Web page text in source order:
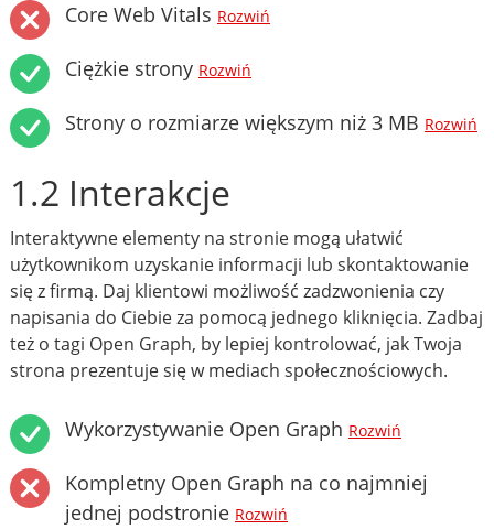
Core Web Vitals Rozwiń
Ciężkie strony Rozwiń
Strony o rozmiarze większym niż 3 MB Rozwiń
1.2 Interakcje
Interaktywne elementy na stronie mogą ułatwić
użytkownikom uzyskanie informacji lub skontaktowanie
się z firmą. Daj klientowi możliwość zadzwonienia czy
napisania do Ciebie za pomocą jednego kliknięcia. Zadbaj
też o tagi Open Graph, by lepiej kontrolować, jak Twoja
strona prezentuje się w mediach społecznościowych.
Wykorzystywanie Open Graph Rozwiń
Kompletny Open Graph na co najmniej
jednej podstronie Rozwiń